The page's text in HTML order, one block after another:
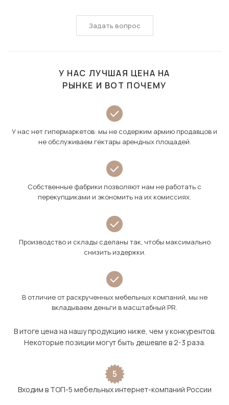
Задать вопрос
У НАС ЛУЧШАЯ ЦЕНА НА
РЫНКЕ И ВОТ ПОЧЕМУ
У нас нет гипермаркетов: мы не содержим армию продавцов и
не обслуживаем гектары арендных площадей.
Собственные фабрики позволяют нам не работать с
перекупщиками и экономить на их комиссиях.
Производство и склады сделаны так, чтобы максимально
снизить издержки.
В отличие от раскрученных мебельных компаний, мы не
вкладываем деньги в масштабный PR.
В итоге цена на нашу продукцию ниже, чем у конкурентов.
Некоторые позиции могут быть дешевле в 2-3 раза.
5
Входим в ТОП-5 мебельных интернет-компаний России